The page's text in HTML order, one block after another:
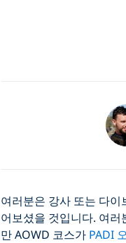
여러분은 강사 또는 다이
어보셨을 것입니다. 여
만 AOWD 코스가 PADI